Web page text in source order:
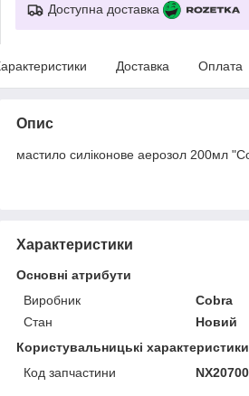
Доступна доставка
Доставка Оплата
Опис
мастило силіконове аерозол 200мл
Характеристики
Основні атрибути
Виробник
Cobra
Стан
Новий
Користувальницькі характеристики
Код запчастини
NX20700